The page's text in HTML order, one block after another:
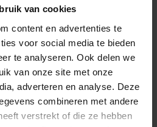
van cookies
content en advertenties te
voor social media te bieden
te analyseren. Ook delen we
van onze site met onze
adverteren en analyse. Deze
combineren met andere
verstrekt of die ze hebben
Wat is het Recency effect?